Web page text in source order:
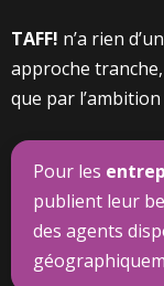
TAFF! n’a rien
approche
que par
Pour les
publient leur
des agents